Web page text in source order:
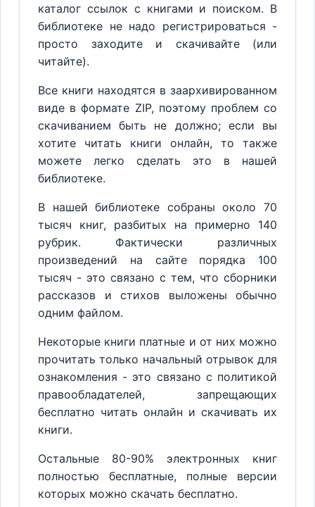
каталог ссылок с книгами и поиском. В
библиотеке не надо регистрироваться -
просто заходите и скачивайте (или
читайте).
Все книги находятся в заархивированном
виде в формате ZIP, поэтому проблем со
скачиванием быть не должно; если вы
хотите читать книги онлайн, то также
можете легко сделать это в нашей
библиотеке.
В нашей библиотеке собраны около 70
тысяч книг, разбитых на примерно 140
рубрик. Фактически различных
произведений на сайте порядка 100
тысяч - это связано с тем, что сборники
рассказов и стихов выложены обычно
одним файлом.
Некоторые книги платные и от них можно
прочитать только начальный отрывок для
ознакомления - это связано с политикой
правообладателей, запрещающих
бесплатно читать онлайн и скачивать их
книги.
Остальные 80-90% электронных книг
полностью бесплатные, полные версии
которых можно скачать бесплатно.